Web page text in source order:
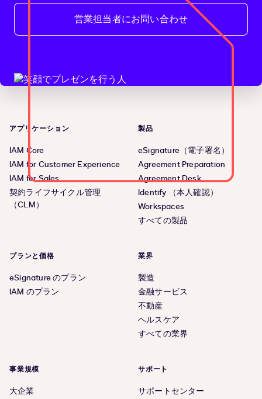
営業担当者にお問い合わせ
アプリケーション
IAM Core
IAM for Customer Experience
IAM for Sales
契約ライフサイクル管理
（CLM）
製品
eSignature（電子署名）
Agreement Preparation
Agreement Desk
Identify （本人確認）
Workspaces
すべての製品
プランと価格
eSignature のプラン
IAM のプラン
業界
製造
金融サービス
不動産
ヘルスケア
すべての業界
事業規模
大企業
サポート
サポートセンター